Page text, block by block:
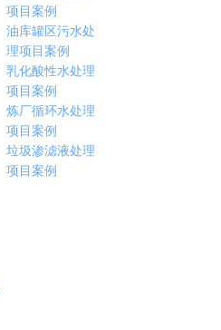
项目案例
油库罐区污水处
理项目案例
乳化酸性水处理
项目案例
炼厂循环水处理
项目案例
垃圾渗滤液处理
项目案例